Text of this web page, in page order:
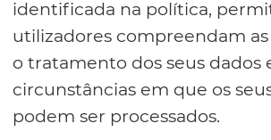
identificada na política,
utilizadores compreendam as
o tratamento dos seus dados
circunstâncias em que os
podem ser processados.